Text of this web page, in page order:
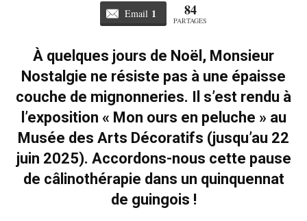
Email 1 84
PARTAGES
À quelques jours de Noël, Monsieur
Nostalgie ne résiste pas à une épaisse
couche de mignonneries. Il s’est rendu à
l’exposition « Mon ours en peluche » au
Musée des Arts Décoratifs (jusqu’au 22
juin 2025). Accordons-nous cette pause
de câlinothérapie dans un quinquennat
de guingois !